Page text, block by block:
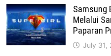
Samsung
Melalui
Paparan
July 31,